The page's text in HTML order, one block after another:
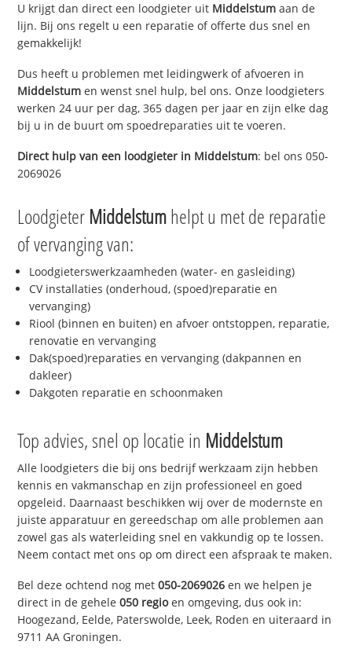
U krijgt dan direct een loodgieter uit Middelstum aan de
lijn. Bij ons regelt u een reparatie of offerte dus snel en
gemakkelijk!
Dus heeft u problemen met leidingwerk of afvoeren in
Middelstum en wenst snel hulp, bel ons. Onze loodgieters
werken 24 uur per dag, 365 dagen per jaar en zijn elke dag
bij u in de buurt om spoedreparaties uit te voeren.
Direct hulp van een loodgieter in Middelstum: bel ons 050-
2069026
Loodgieter Middelstumhelpt u met de reparatie
of vervanging van:
Loodgieterswerkzaamheden (water- en gasleiding)
CV installaties (onderhoud, (spoed)reparatie en
vervanging)
Riool (binnen en buiten) en afvoer ontstoppen, reparatie,
renovatie en vervanging
Dak(spoed)reparaties en vervanging (dakpannen en
dakleer)
Dakgoten reparatie en schoonmaken
Top advies, snel op locatie in Middelstum
Alle loodgieters die bij ons bedrijf werkzaam zijn hebben
kennis en vakmanschap en zijn professioneel en goed
opgeleid. Daarnaast beschikken wij over de modernste en
juiste apparatuur en gereedschap om alle problemen aan
zowel gas als waterleiding snel en vakkundig op te lossen.
Neem contact met ons op om direct een afspraak te maken.
Bel deze ochtend nog met050-2069026 en we helpen je
direct in de gehele050 regioen omgeving, dus ook in:
Hoogezand, Eelde, Paterswolde, Leek, Roden en uiteraard in
9711 AA Groningen.